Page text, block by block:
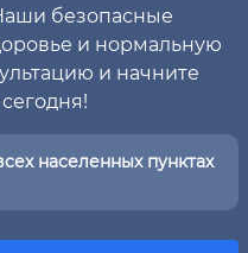
безопасные
и нормальную
и начните
населенных пунктах